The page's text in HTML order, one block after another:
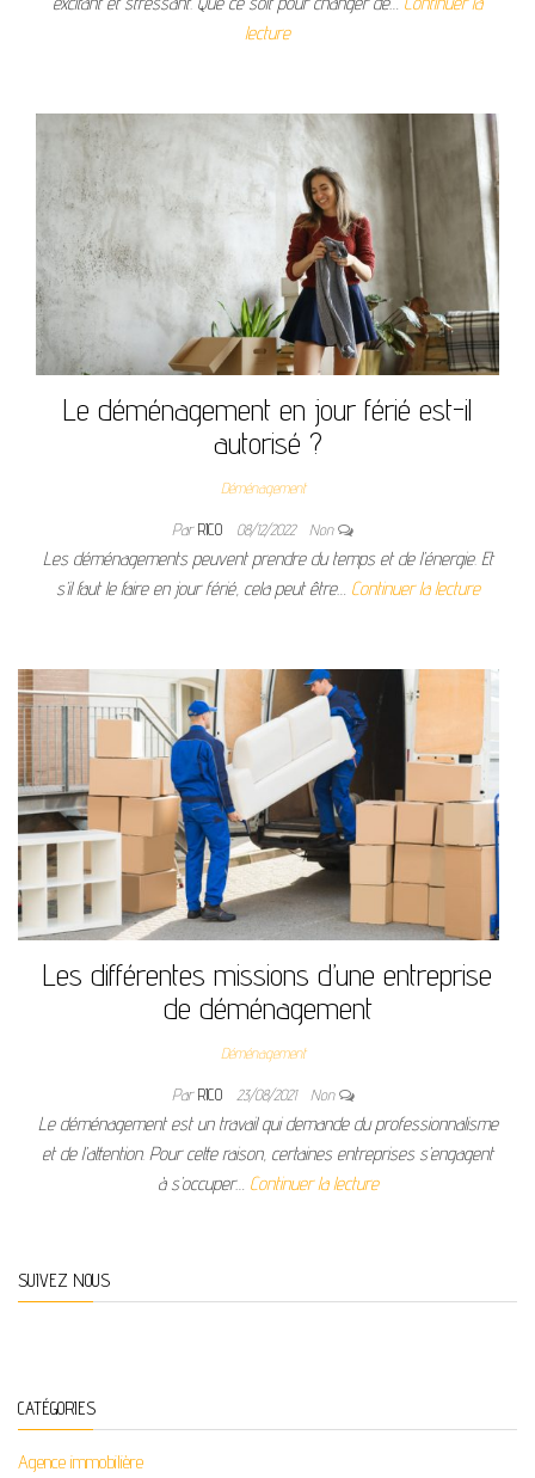
lecture
Le déménagement en jour férié est-il
autorisé ?
Déménagement
ParRICO 08/12/2022 Non
Les déménagements peuvent prendre du temps et de l’énergie. Et
s’il faut le faire en jour férié, cela peut être… Continuer la lecture
Les différentes missions d’une entreprise
de déménagement
Déménagement
ParRICO 23/08/2021 Non
Le déménagement est un travail qui demande du professionnalisme
et de l’attention. Pour cette raison, certaines entreprises s’engagent
à s’occuper… Continuer la lecture
SUIVEZ NOUS
CATÉGORIES
Agence immobilière